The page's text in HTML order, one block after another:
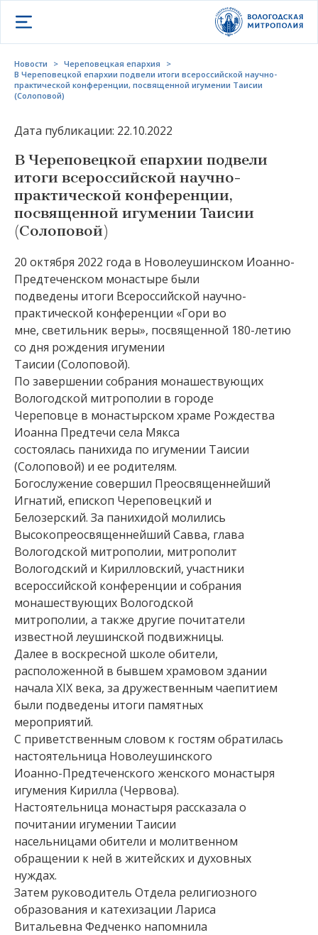
Открыть меню
Новости > Череповецкая епархия
>
В Череповецкой епархии подвели итоги всероссийской научно-
практической конференции, посвященной игумении Таисии
(Солоповой)
Дата публикации: 22.10.2022
В Череповецкой епархии подвели
итоги всероссийской научно-
практической конференции,
посвященной игумении Таисии
(Солоповой)
20 октября 2022 года в Новолеушинском Иоанно-
Предтеченском монастыре были
подведены итоги Всероссийской научно-
практической конференции «Гори во
мне, светильник веры», посвященной 180-летию
со дня рождения игумении
Таисии (Солоповой).
По завершении собрания монашествующих
Вологодской митрополии в городе
Череповце в монастырском храме Рождества
Иоанна Предтечи села Мякса
состоялась панихида по игумении Таисии
(Солоповой) и ее родителям.
Богослужение совершил Преосвященнейший
Игнатий, епископ Череповецкий и
Белозерский. За панихидой молились
Высокопреосвященнейший Савва, глава
Вологодской митрополии, митрополит
Вологодский и Кирилловский, участники
всероссийской конференции и собрания
монашествующих Вологодской
митрополии, а также другие почитатели
известной леушинской подвижницы.
Далее в воскресной школе обители,
расположенной в бывшем храмовом здании
начала XIX века, за дружественным чаепитием
были подведены итоги памятных
мероприятий.
С приветственным словом к гостям обратилась
настоятельница Новолеушинского
Иоанно-Предтеченского женского монастыря
игумения Кирилла (Червова).
Настоятельница монастыря рассказала о
почитании игумении Таисии
насельницами обители и молитвенном
обращении к ней в житейских и духовных
нуждах.
Затем руководитель Отдела религиозного
образования и катехизации Лариса
Витальевна Федченко напомнила